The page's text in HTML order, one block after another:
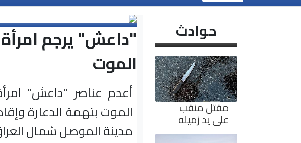
حوادث
مقتل منقب
على يد زميله
الموت
الموت بتهمة الدعارة
مدينة الموصل شمال